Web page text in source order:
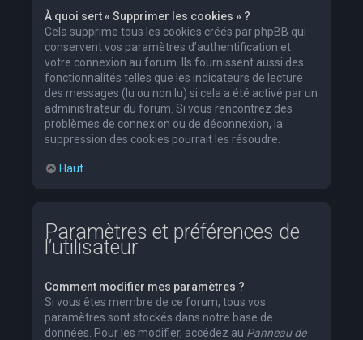
À quoi sert « Supprimer les cookies » ?
Cela supprime tous les cookies créés par phpBB qui
conservent vos paramètres d’authentification et
votre connexion au forum. Ils fournissent aussi des
fonctionnalités telles que les indicateurs de lecture
des messages (lu ou non lu) si cela a été activé par un
administrateur du forum. Si vous rencontrez des
problèmes de connexion ou de déconnexion, la
suppression des cookies pourrait les résoudre.
Haut
Paramètres et préférences de
l’utilisateur
Comment modifier mes paramètres ?
Si vous êtes membre de ce forum, tous vos
paramètres sont stockés dans notre base de
données. Pour les modifier, accédez au Panneau de